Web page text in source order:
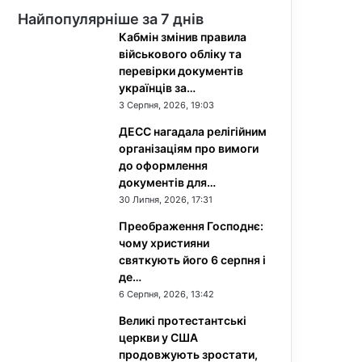
Найпопулярніше за 7 днів
Кабмін змінив правила
військового обліку та
перевірки документів
українців за…
3 Серпня, 2026, 19:03
ДЕСС нагадала релігійним
організаціям про вимоги
до оформлення
документів для…
30 Липня, 2026, 17:31
Преображення Господнє:
чому християни
святкують його 6 серпня і
де…
6 Серпня, 2026, 13:42
Великі протестантські
церкви у США
продовжують зростати,